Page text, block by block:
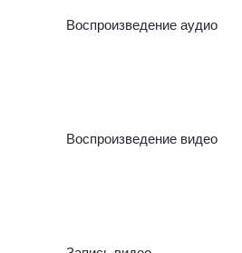
Воспроизведение аудио
Воспроизведение видео